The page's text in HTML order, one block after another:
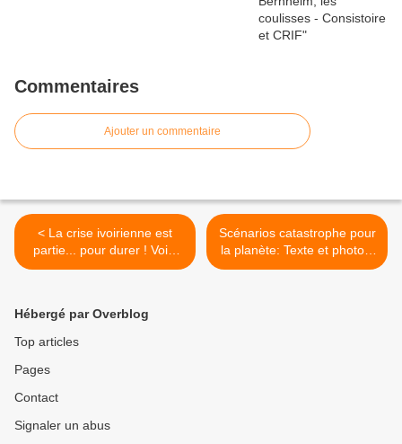
Commentaires
Ajouter un commentaire
< La crise ivoirienne est
partie... pour durer ! Voici
pourquoi
Scénarios catastrophe pour
la planète: Texte et photos.
Décapant ! >
Hébergé par Overblog
Top articles
Pages
Contact
Signaler un abus